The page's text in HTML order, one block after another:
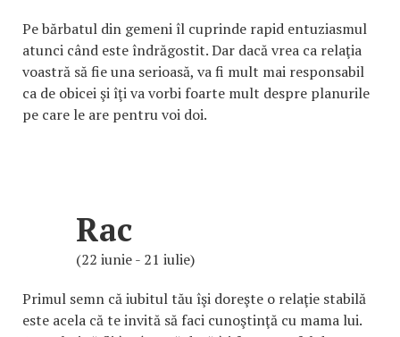
Pe bărbatul din gemeni îl cuprinde rapid entuziasmul
atunci când este îndrăgostit. Dar dacă vrea ca relaţia
voastră să fie una serioasă, va fi mult mai responsabil
ca de obicei şi îţi va vorbi foarte mult despre planurile
pe care le are pentru voi doi.
Rac
(22 iunie - 21 iulie)
Primul semn că iubitul tău îşi doreşte o relaţie stabilă
este acela că te invită să faci cunoştinţă cu mama lui.